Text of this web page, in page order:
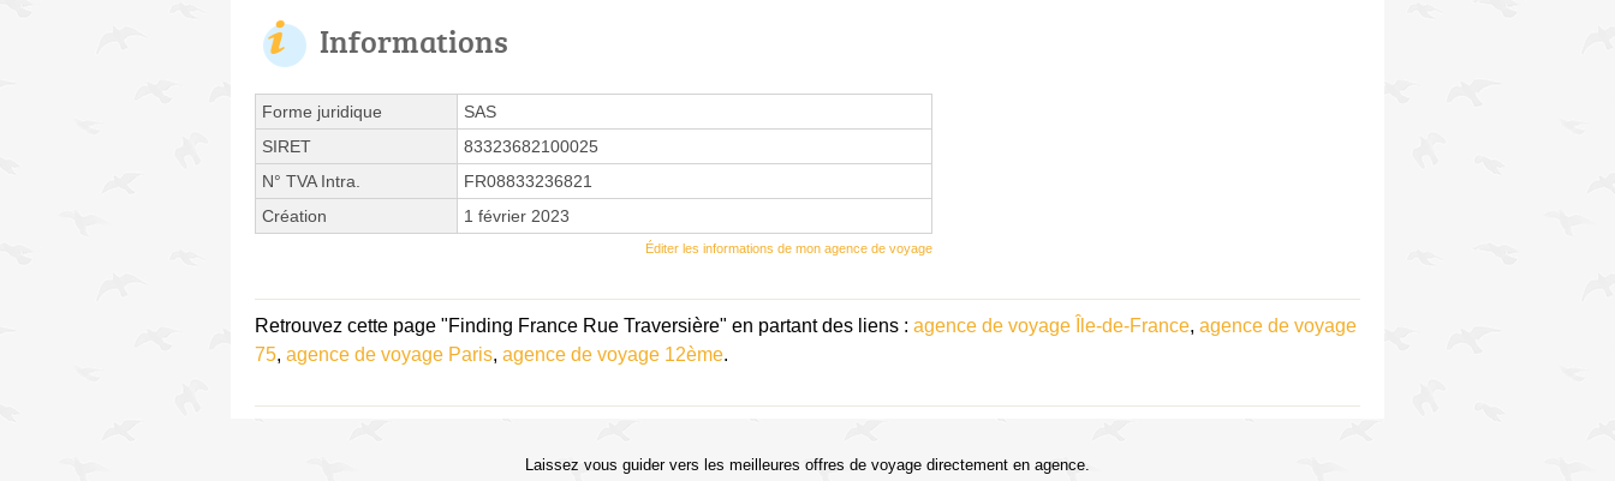
Informations
Forme juridique
SAS
SIRET
83323682100025
N° TVA Intra.
FR08833236821
Création
1 février 2023
Éditer les informations de mon agence de voyage
Retrouvez cette page "Finding France Rue Traversière" en partant des liens : agence de voyage Île-de-France, agence de voyage
75, agence de voyage Paris, agence de voyage 12ème.
Laissez vous guider vers les meilleures offres de voyage directement en agence.